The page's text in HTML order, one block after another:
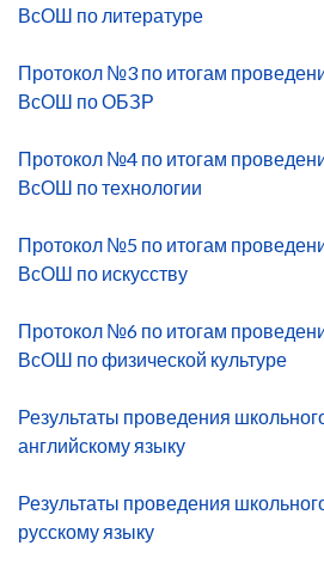
ВсОШ по литературе
Протокол №3 по итогам
ВсОШ по ОБЗР
Протокол №4 по итогам
ВсОШ по технологии
Протокол №5 по итогам
ВсОШ по искусству
Протокол №6 по итогам
ВсОШ по физической культуре
Результаты проведения
английскому языку
Результаты проведения
русскому языку